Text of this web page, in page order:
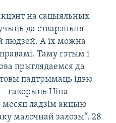
на сацыяльных
да стварэньня
людзей. А іх можна
Таму гэтым і
прыглядаемся да
падтрымаць ідэю
гаворыць Ніна
ладзім акцыю
малочнай залозы“. 28